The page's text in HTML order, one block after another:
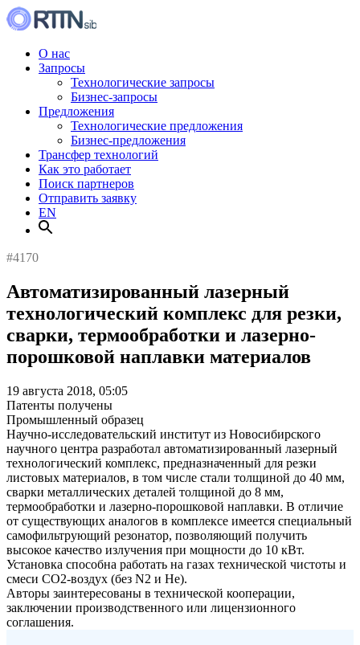
О нас
Запросы
Технологические запросы
Бизнес-запросы
Предложения
Технологические предложения
Бизнес-предложения
Трансфер технологий
Как это работает
Поиск партнеров
Отправить заявку
EN
#4170
Автоматизированный лазерный
технологический комплекс для резки,
сварки, термообработки и лазерно-
порошковой наплавки материалов
19 августа 2018, 05:05
Патенты получены
Промышленный образец
Научно-исследовательский институт из Новосибирского
научного центра разработал автоматизированный лазерный
технологический комплекс, предназначенный для резки
листовых материалов, в том числе стали толщиной до 40 мм,
сварки металлических деталей толщиной до 8 мм,
термообработки и лазерно-порошковой наплавки. В отличие
от существующих аналогов в комплексе имеется специальный
самофильтрующий резонатор, позволяющий получить
высокое качество излучения при мощности до 10 кВт.
Установка способна работать на газах технической чистоты и
смеси CO2-воздух (без N2 и He).
Авторы заинтересованы в технической кооперации,
заключении производственного или лицензионного
соглашения.